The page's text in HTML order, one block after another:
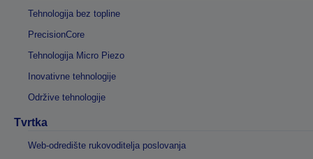
Tehnologija bez topline
PrecisionCore
Tehnologija Micro Piezo
Inovativne tehnologije
Održive tehnologije
Tvrtka
Web-odredište rukovoditelja poslovanja